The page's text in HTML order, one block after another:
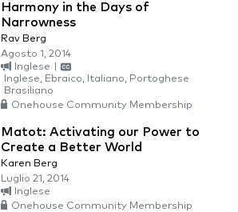
Harmony in the Days of
Narrowness
Rav Berg
Agosto 1, 2014
Inglese
Inglese, Ebraico, Italiano, Portoghese
Brasiliano
Onehouse Community Membership
Matot: Activating our Power to
Create a Better World
Karen Berg
Luglio 21, 2014
Inglese
Onehouse Community Membership